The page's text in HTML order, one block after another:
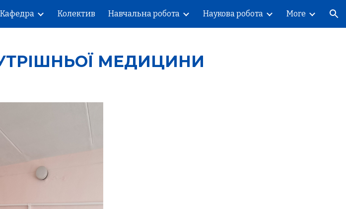
Skip to navigation
Кафедра Колектив Навчальна робота Наукова робота More
МЕДИЦИНИ